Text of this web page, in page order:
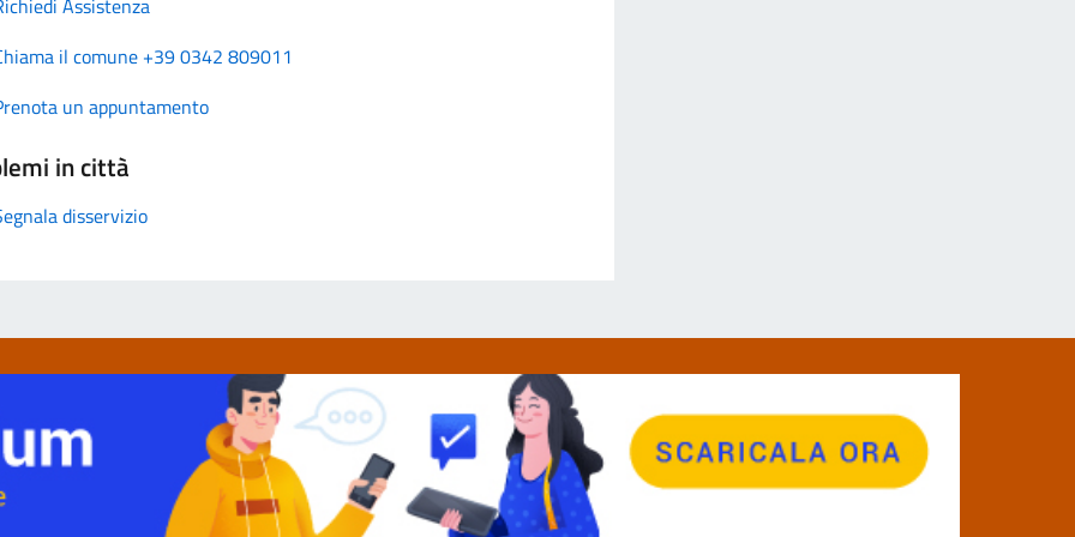
il comune +39 0342 809011
un appuntamento
in città
disservizio